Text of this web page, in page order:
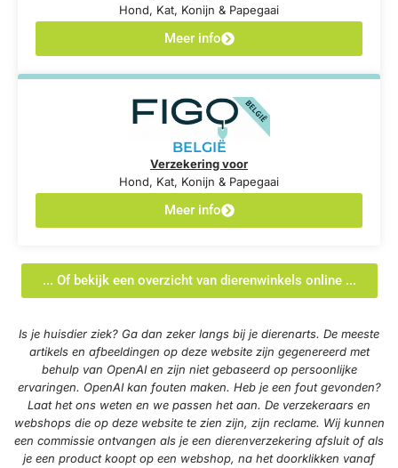
Hond, Kat, Konijn & Papegaai
Meer info
BELGIË
Verzekering voor
Hond, Kat, Konijn & Papegaai
Meer info
... Of bekijk een overzicht van dierenwinkels online ...
Is je huisdier ziek? Ga dan zeker langs bij je dierenarts. De meeste
artikels en afbeeldingen op deze website zijn gegenereerd met
behulp van OpenAI en zijn niet gebaseerd op persoonlijke
ervaringen. OpenAI kan fouten maken. Heb je een fout gevonden?
Laat het ons weten en we passen het aan. De verzekeraars en
webshops die op deze website te zien zijn, zijn reclame. Wij kunnen
een commissie ontvangen als je een dierenverzekering afsluit of als
je een product koopt op een webshop, na het doorklikken vanaf